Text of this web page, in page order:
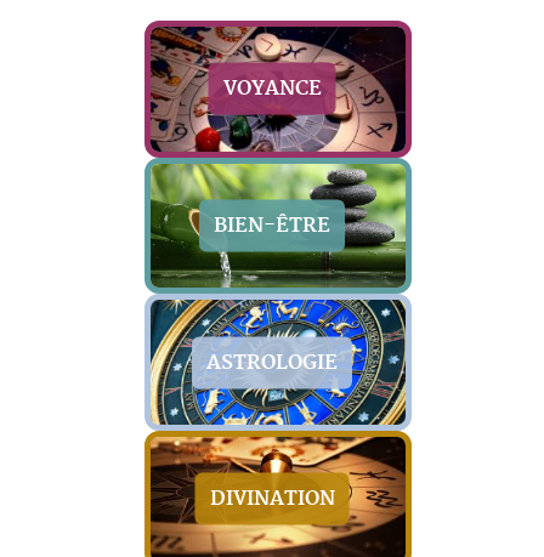
VOYANCE
BIEN-ÊTRE
ASTROLOGIE
DIVINATION